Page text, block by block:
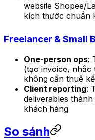
website Shopee/
kích thước chuẩn
Freelancer & Small
One-person ops:
(tạo invoice, nhắc
không cần thuê
Client reporting:
deliverables
khách hàng
So sánh